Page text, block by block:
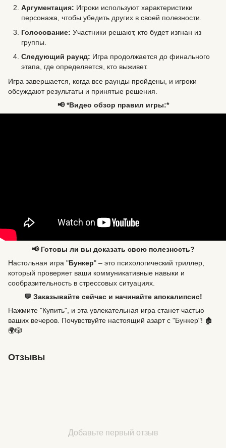
Аргументация: Игроки используют характеристики
персонажа, чтобы убедить других в своей полезности.
Голосование: Участники решают, кто будет изгнан из
группы.
Следующий раунд: Игра продолжается до финального
этапа, где определяется, кто выживет.
Игра завершается, когда все раунды пройдены, и игроки
обсуждают результаты и принятые решения.
📢 *Видео обзор правил игры:*
📢 Готовы ли вы доказать свою полезность?
Настольная игра "Бункер" – это психологический триллер,
который проверяет ваши коммуникативные навыки и
сообразительность в стрессовых ситуациях.
💬 Заказывайте сейчас и начинайте апокалипсис!
Нажмите "Купить", и эта увлекательная игра станет частью
ваших вечеров. Почувствуйте настоящий азарт с "Бункер"! 🏚️
🌍🎲
Отзывы
Добавьте первый отзыв